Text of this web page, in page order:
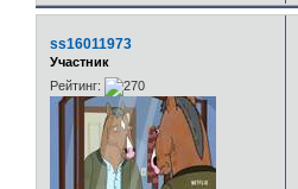
ss16011973
Участник
Рейтинг: